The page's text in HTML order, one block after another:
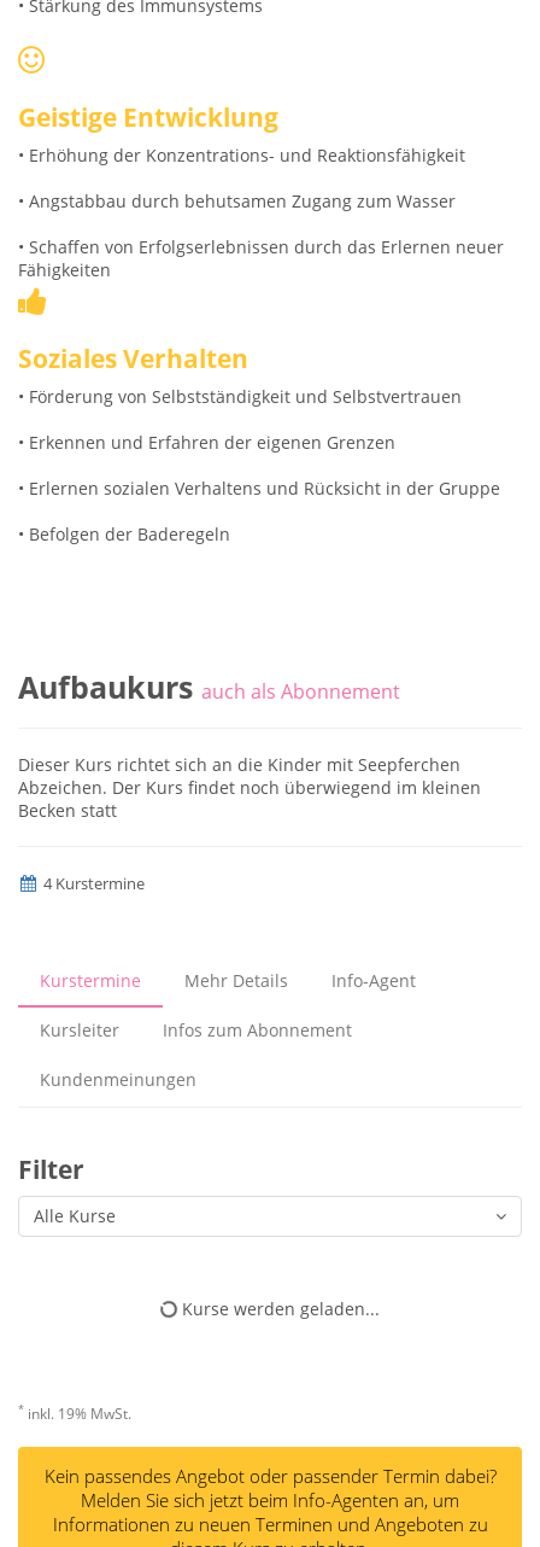
• Stärkung des Immunsystems
Geistige Entwicklung
• Erhöhung der Konzentrations- und Reaktionsfähigkeit
• Angstabbau durch behutsamen Zugang zum Wasser
• Schaffen von Erfolgserlebnissen durch das Erlernen neuer
Fähigkeiten
Soziales Verhalten
• Förderung von Selbstständigkeit und Selbstvertrauen
• Erkennen und Erfahren der eigenen Grenzen
• Erlernen sozialen Verhaltens und Rücksicht in der Gruppe
• Befolgen der Baderegeln
Aufbaukurs auch als Abonnement
Dieser Kurs richtet sich an die Kinder mit Seepferchen
Abzeichen. Der Kurs findet noch überwiegend im kleinen
Becken statt
4 Kurstermine
Kurstermine Mehr Details Info-Agent
Kursleiter Infos zum Abonnement
Kundenmeinungen
Filter
Alle Kurse
Kurse werden geladen...
* inkl. 19% MwSt.
Kein passendes Angebot oder passender Termin dabei?
Melden Sie sich jetzt beim Info-Agenten an, um
Informationen zu neuen Terminen und Angeboten zu